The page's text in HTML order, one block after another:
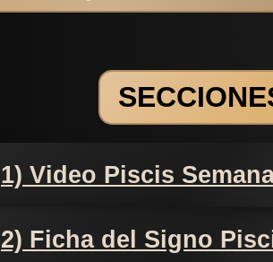
1) Video Piscis
2) Ficha del Signo